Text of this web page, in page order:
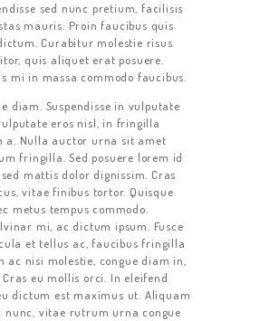
sed nunc pretium, facilisis
mauris. Proin faucibus quis
Curabitur molestie risus
quis aliquet erat posuere.
mi in massa commodo faucibus.
diam. Suspendisse in vulputate
eros nisl, in fringilla
a. Nulla auctor urna sit amet
fringilla. Sed posuere lorem id
mattis dolor dignissim. Cras
vitae finibus tortor. Quisque
metus tempus commodo.
mi, ac dictum ipsum. Fusce
et tellus ac, faucibus fringilla
ac nisi molestie, congue diam in,
eu mollis orci. In eleifend
dictum est maximus ut. Aliquam
nunc, vitae rutrum urna congue